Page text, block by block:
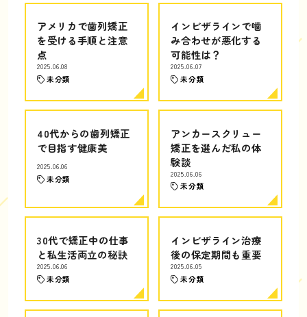
アメリカで歯列矯正
を受ける手順と注意
点
2025.06.08
未分類
インビザラインで噛
み合わせが悪化する
可能性は？
2025.06.07
未分類
40代からの歯列矯正
で目指す健康美
2025.06.06
未分類
アンカースクリュー
矯正を選んだ私の体
験談
2025.06.06
未分類
30代で矯正中の仕事
と私生活両立の秘訣
2025.06.06
未分類
インビザライン治療
後の保定期間も重要
2025.06.05
未分類